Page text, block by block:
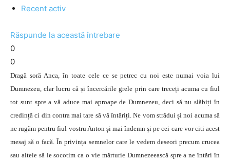
Recent activ
Răspunde la această întrebare
0
0
Dragă soră Anca, în toate cele ce se petrec cu noi este numai voia lui
Dumnezeu, clar lucru că și încercările grele prin care treceți acuma cu fiul
tot sunt spre a vă aduce mai aproape de Dumnezeu, deci să nu slăbiți în
credință ci din contra mai tare să vă întăriți. Ne vom strădui și noi acuma să
ne rugăm pentru fiul vostru Anton și mai îndemn și pe cei care vor citi acest
mesaj să o facă. În privința semnelor care le vedem deseori precum crucea
sau altele să le socotim ca o vie mărturie Dumnezeească spre a ne întări în